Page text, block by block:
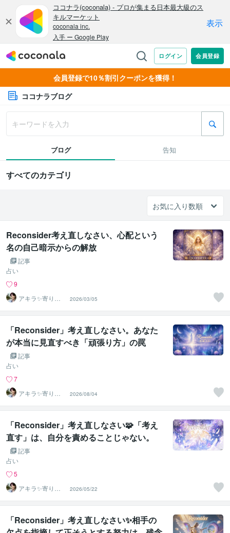
会員登録で10％割引クーポンを獲得！
ココナラブログ
ブログ 告知
すべてのカテゴリ
Reconsider考え直しなさい、心配という
名の自己暗示からの解放
記事
占い
9
アキラ✨寄り添
う聴き手 迷い不
安の相談室
2026/03/05
「Reconsider」考え直しなさい。あなた
が本当に見直すべき「頑張り方」の罠
記事
占い
7
アキラ✨寄り添
う聴き手 迷い不
安の相談室
2026/08/04
「Reconsider」考え直しなさい🧩「考え
直す」は、自分を責めることじゃない。
記事
占い
5
アキラ✨寄り添
う聴き手 迷い不
安の相談室
2026/05/22
「Reconsider」考え直しなさい✨相手の